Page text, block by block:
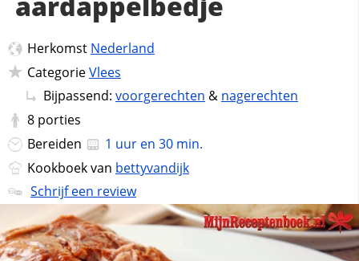
Herkomst Nederland
CategorieVlees
Bijpassend: voorgerechten & nagerechten
8 porties
Bereiden
1 uur en 30 min.
Kookboek van bettyvandijk
Schrijf een review